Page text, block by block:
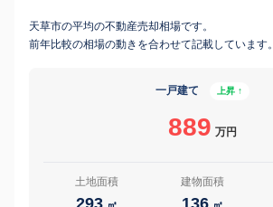
天草市の平均の不動産売却相場です。
前年比較の相場の動きを合わせて記載しています。
一戸建て 上昇 ↑
889 万円
土地面積
293
建物面積
136